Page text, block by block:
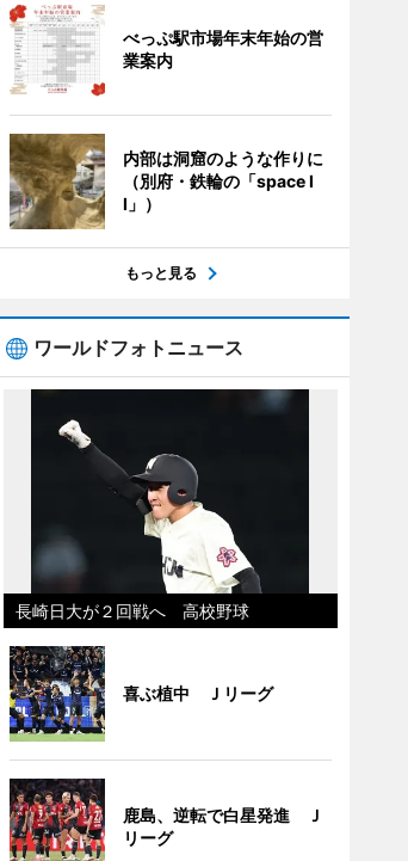
べっぷ駅市場年末年始の営
業案内
内部は洞窟のような作りに
（別府・鉄輪の「space I
I」）
もっと見る
ワールドフォトニュース
長崎日大が２回戦へ 高校野球
喜ぶ植中 Ｊリーグ
鹿島、逆転で白星発進 Ｊ
リーグ